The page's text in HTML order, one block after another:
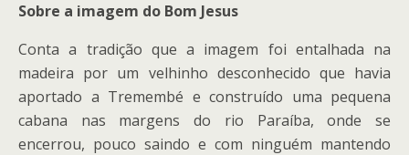
Sobre a imagem do Bom Jesus
Conta a tradição que a imagem foi entalhada na
madeira por um velhinho desconhecido que havia
aportado a Tremembé e construído uma pequena
cabana nas margens do rio Paraíba, onde se
encerrou, pouco saindo e com ninguém mantendo